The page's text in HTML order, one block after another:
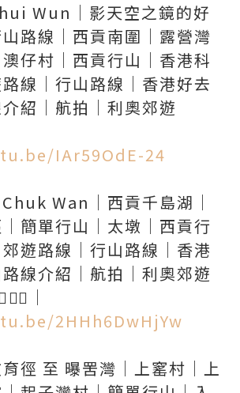
Wun｜影天空之鏡的好
路線｜西貢南圍｜露營灣
澳仔村｜西貢行山｜香港科
線｜行山路線｜香港好去
紹｜航拍｜利奧郊遊
IAr59OdE-24
Wan｜西貢千島湖｜
簡單行山｜太墩｜西貢行
遊路線｜行山路線｜香港
線介紹｜航拍｜利奧郊遊
2HHh6DwHjYw
徑 至 曝罟灣｜上窰村｜上